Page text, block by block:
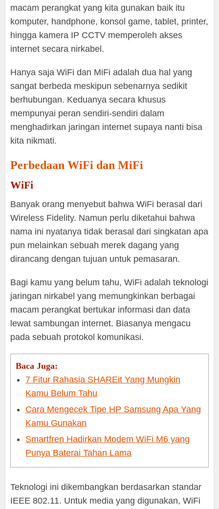
macam perangkat yang kita gunakan baik itu
komputer, handphone, konsol game, tablet, printer,
hingga kamera IP CCTV memperoleh akses
internet secara nirkabel.
Hanya saja WiFi dan MiFi adalah dua hal yang
sangat berbeda meskipun sebenarnya sedikit
berhubungan. Keduanya secara khusus
mempunyai peran sendiri-sendiri dalam
menghadirkan jaringan internet supaya nanti bisa
kita nikmati.
Perbedaan WiFi dan MiFi
WiFi
Banyak orang menyebut bahwa WiFi berasal dari
Wireless Fidelity. Namun perlu diketahui bahwa
nama ini nyatanya tidak berasal dari singkatan apa
pun melainkan sebuah merek dagang yang
dirancang dengan tujuan untuk pemasaran.
Bagi kamu yang belum tahu, WiFi adalah teknologi
jaringan nirkabel yang memungkinkan berbagai
macam perangkat bertukar informasi dan data
lewat sambungan internet. Biasanya mengacu
pada sebuah protokol komunikasi.
Baca Juga:
7 Fitur Rahasia SHAREit Yang Mungkin
Kamu Belum Tahu
Cara Mengecek Tipe HP Samsung Apa Yang
Kamu Gunakan
Smartfren Hadirkan Modem WiFi M6 yang
Punya Baterai Tahan Lama
Teknologi ini dikembangkan berdasarkan standar
IEEE 802.11. Untuk media yang digunakan, WiFi